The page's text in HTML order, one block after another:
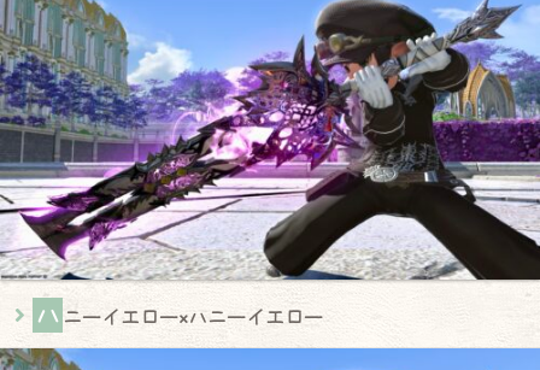
ハ ニーイエロー×ハニーイエロー